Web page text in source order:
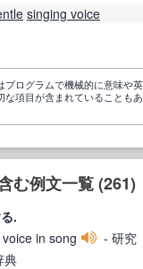
singing voice
プログラムで機械的に意味や
な項目が含まれていることも
む例文一覧 (261)
.
in song
- 研究
典